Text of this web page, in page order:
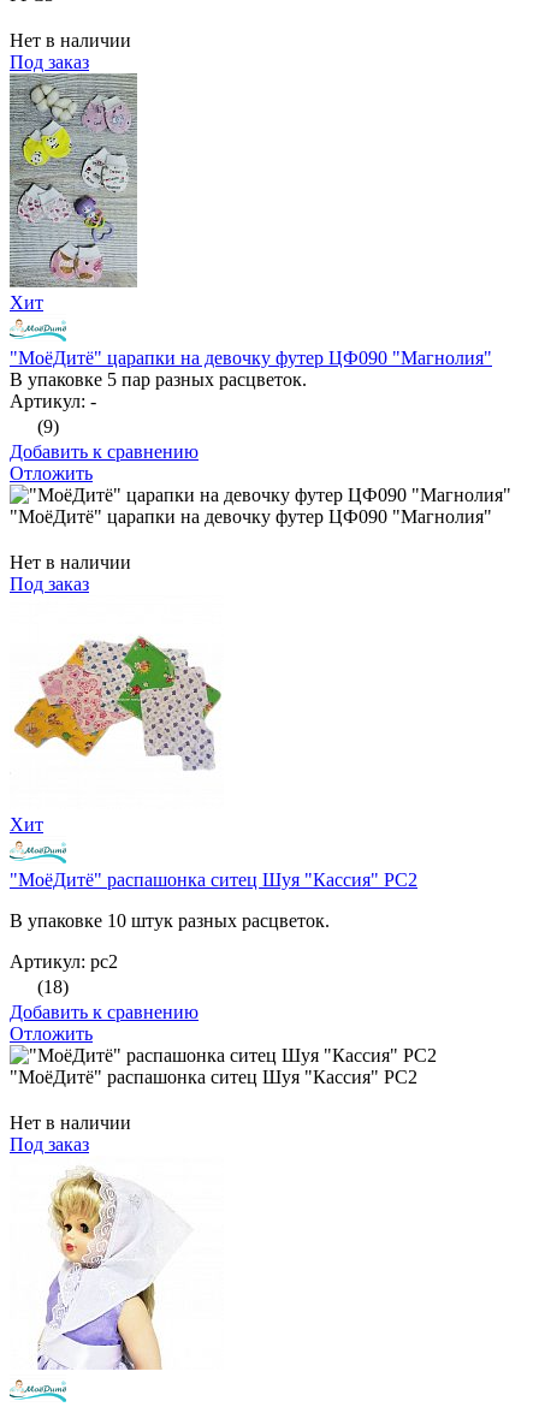
Нет в наличии
Под заказ
Хит
"МоёДитё" царапки на девочку футер ЦФ090 "Магнолия"
В упаковке 5 пар разных расцветок.
Артикул: -
(9)
Добавить к сравнению
Отложить
"МоёДитё" царапки на девочку футер ЦФ090 "Магнолия"
Нет в наличии
Под заказ
Хит
"МоёДитё" распашонка ситец Шуя "Кассия" РС2
В упаковке 10 штук разных расцветок.
Артикул: рс2
(18)
Добавить к сравнению
Отложить
"МоёДитё" распашонка ситец Шуя "Кассия" РС2
Нет в наличии
Под заказ